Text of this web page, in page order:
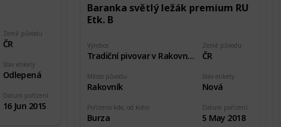
Země původu
ČR
Stav etikety
Odlepená
Datum pořízení
16 Jun 2015
Baranka světlý ležák premium RU
Etk. B
Výrobce
Tradiční pivovar v Rakovníku
Země původu
ČR
Pořízeno kde, od koho
Burza
Stav etikety
Nová
Datum pořízení
5 May 2018
Město původu
Rakovník